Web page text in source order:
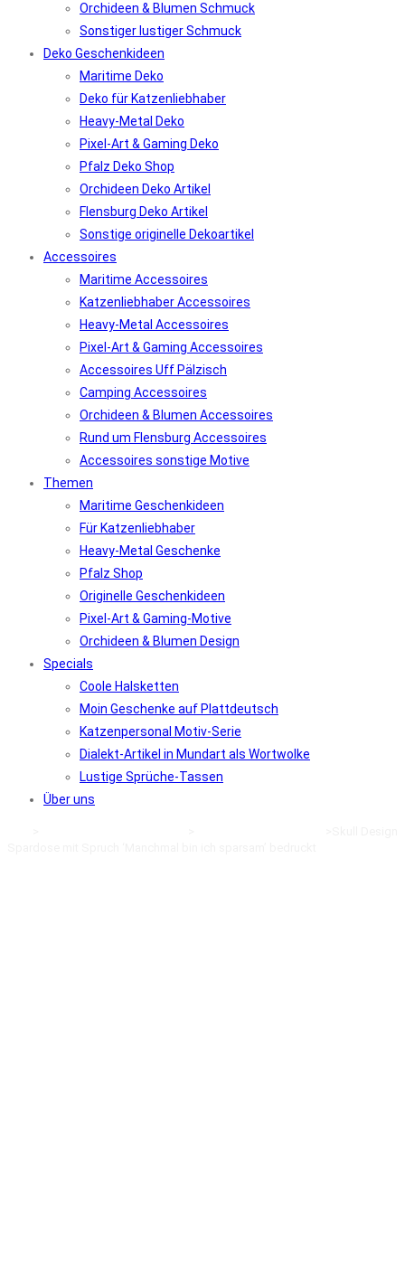
Orchideen & Blumen Schmuck
Sonstiger lustiger Schmuck
Deko Geschenkideen
Maritime Deko
Deko für Katzenliebhaber
Heavy-Metal Deko
Pixel-Art & Gaming Deko
Pfalz Deko Shop
Orchideen Deko Artikel
Flensburg Deko Artikel
Sonstige originelle Dekoartikel
Accessoires
Maritime Accessoires
Katzenliebhaber Accessoires
Heavy-Metal Accessoires
Pixel-Art & Gaming Accessoires
Accessoires Uff Pälzisch
Camping Accessoires
Orchideen & Blumen Accessoires
Rund um Flensburg Accessoires
Accessoires sonstige Motive
Themen
Maritime Geschenkideen
Für Katzenliebhaber
Heavy-Metal Geschenke
Pfalz Shop
Originelle Geschenkideen
Pixel-Art & Gaming-Motive
Orchideen & Blumen Design
Specials
Coole Halsketten
Moin Geschenke auf Plattdeutsch
Katzenpersonal Motiv-Serie
Dialekt-Artikel in Mundart als Wortwolke
Lustige Sprüche-Tassen
Über uns